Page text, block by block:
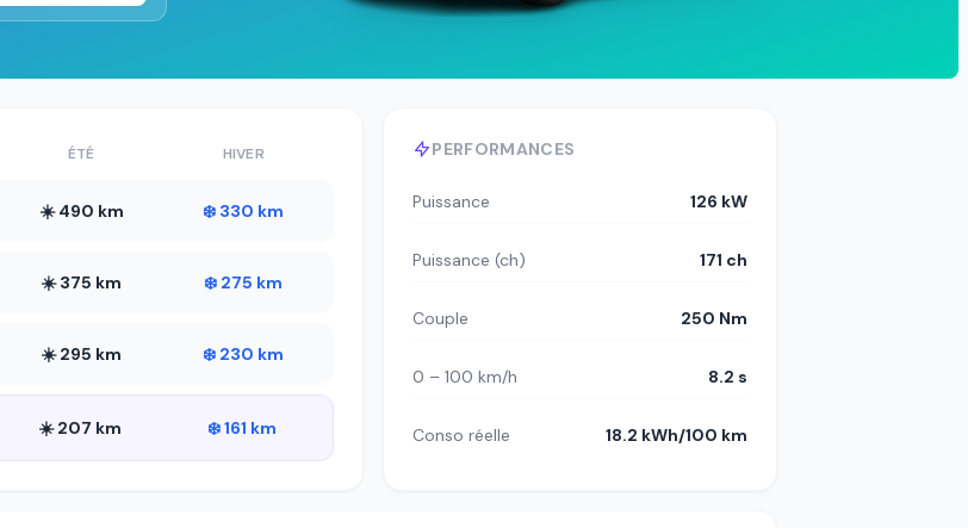
ÉTÉ HIVER
☀️ 490 km ❄️ 330 km
☀️ 375 km ❄️ 275 km
☀️ 295 km ❄️ 230 km
☀️ 207 km ❄️ 161 km
PERFORMANCES
Puissance 126 kW
Puissance (ch) 171 ch
Couple 250 Nm
0 – 100 km/h 8.2 s
Conso réelle 18.2 kWh/100 km